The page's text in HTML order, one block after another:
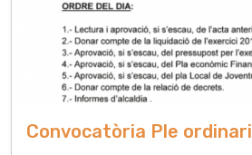
Convocatòria Ple ordinari